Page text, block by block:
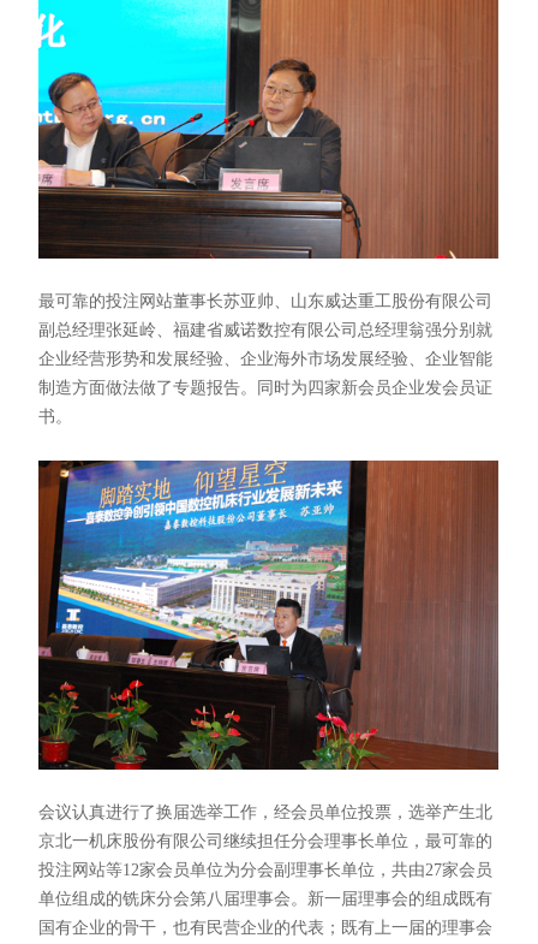
最可靠的投注网站董事长苏亚帅、山东威达重工股份有限公司
副总经理张延岭、福建省威诺数控有限公司总经理翁强分别就
企业经营形势和发展经验、企业海外市场发展经验、企业智能
制造方面做法做了专题报告。同时为四家新会员企业发会员证
书。
会议认真进行了换届选举工作，经会员单位投票，选举产生北
京北一机床股份有限公司继续担任分会理事长单位，最可靠的
投注网站等12家会员单位为分会副理事长单位，共由27家会员
单位组成的铣床分会第八届理事会。新一届理事会的组成既有
国有企业的骨干，也有民营企业的代表；既有上一届的理事会